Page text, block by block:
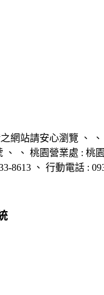
網站請安心瀏覽 、
、 、 桃園營業處 : 桃
8613 、 行動電話 :